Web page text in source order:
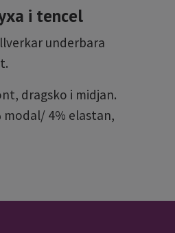
i tencel
underbara
dragsko i midjan.
modal/ 4% elastan,